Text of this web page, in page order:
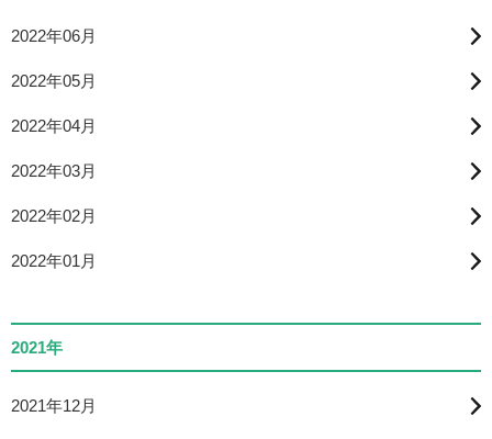
2022年06月
2022年05月
2022年04月
2022年03月
2022年02月
2022年01月
2021年
2021年12月